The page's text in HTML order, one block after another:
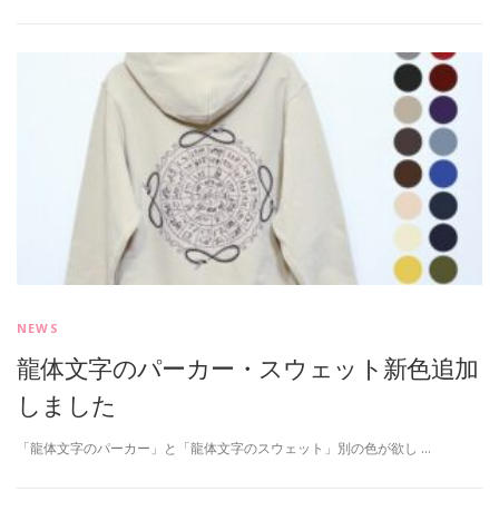
NEWS
龍体文字のパーカー・スウェット新色追加
しました
「龍体文字のパーカー」と「龍体文字のスウェット」別の色が欲し …